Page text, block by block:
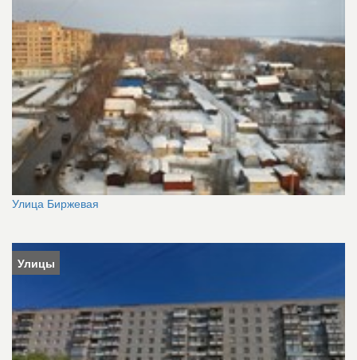
Улица Биржевая
Улицы